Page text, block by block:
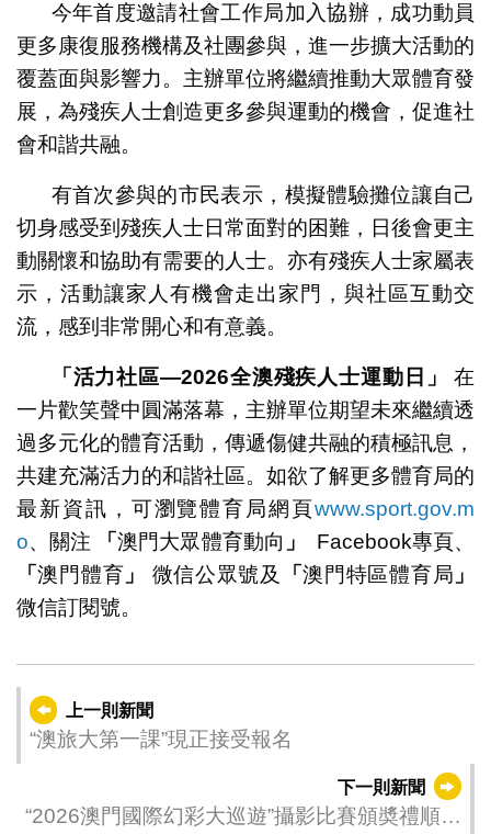
今年首度邀請社會工作局加入協辦，成功動員
更多康復服務機構及社團參與，進一步擴大活動的
覆蓋面與影響力。主辦單位將繼續推動大眾體育發
展，為殘疾人士創造更多參與運動的機會，促進社
會和諧共融。
有首次參與的市民表示，模擬體驗攤位讓自己
切身感受到殘疾人士日常面對的困難，日後會更主
動關懷和協助有需要的人士。亦有殘疾人士家屬表
示，活動讓家人有機會走出家門，與社區互動交
流，感到非常開心和有意義。
「活力社區—2026全澳殘疾人士運動日」
在
一片歡笑聲中圓滿落幕，主辦單位期望未來繼續透
過多元化的體育活動，傳遞傷健共融的積極訊息，
共建充滿活力的和諧社區。如欲了解更多體育局的
最新資訊，可瀏覽體育局網頁www.sport.gov.m
o、關注 「澳門大眾體育動向 」
Facebook專頁、
「澳門體育 」 微信公眾號及 「澳門特區體育局 」
微信訂閱號。
上一則新聞
“澳旅大第一課”現正接受報名
下一則新聞
“2026澳門國際幻彩大巡遊”攝影比賽頒奬禮順利